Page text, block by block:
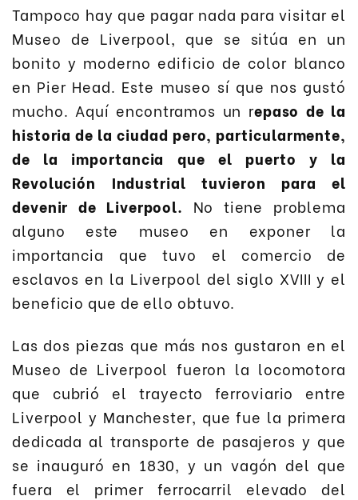
Tampoco hay que pagar nada para visitar el
Museo de Liverpool, que se sitúa en un
bonito y moderno edificio de color blanco
en Pier Head. Este museo sí que nos gustó
mucho. Aquí encontramos un repaso de la
historia de la ciudad pero, particularmente,
de la importancia que el puerto y la
Revolución Industrial tuvieron para el
devenir de Liverpool. No tiene problema
alguno este museo en exponer la
importancia que tuvo el comercio de
esclavos en la Liverpool del siglo XVIII y el
beneficio que de ello obtuvo.
Las dos piezas que más nos gustaron en el
Museo de Liverpool fueron la locomotora
que cubrió el trayecto ferroviario entre
Liverpool y Manchester, que fue la primera
dedicada al transporte de pasajeros y que
se inauguró en 1830, y un vagón del que
fuera el primer ferrocarril elevado del